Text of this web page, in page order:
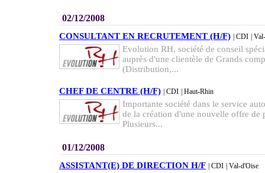
02/12/2008
CONSULTANT EN RECRUTEMENT (H/F) | CDI |
Evolution RH, société de conseil
auprès d'une clientèle de Grands
(Distribution,...
CHEF DE CENTRE (H/F) | CDI | Haut-Rhin
Importante société dans le service
de la création d'une nouvelle offre de
Plusieurs...
01/12/2008
ASSISTANT(E) DE DIRECTION H/F | CDI | Val-d'Oise